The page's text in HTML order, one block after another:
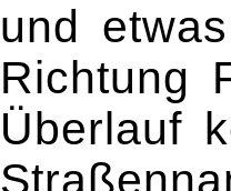
und
Richtung
Überlauf